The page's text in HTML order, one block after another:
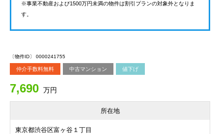
※事業不動産および1500万円未満の物件は割引プランの対象外となりま
す。
〔物件ID〕 0000241755
仲介手数料無料 中古マンション 値下げ
7,690 万円
所在地
東京都渋谷区富ヶ谷１丁目